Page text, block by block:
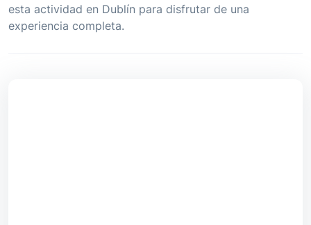
esta actividad en Dublín para disfrutar de una
experiencia completa.